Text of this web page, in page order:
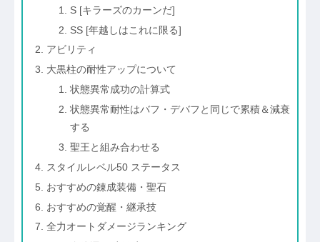
S [キラーズのカーンだ]
SS [年越しはこれに限る]
アビリティ
大黒柱の耐性アップについて
状態異常成功の計算式
状態異常耐性はバフ・デバフと同じで累積＆減衰
する
聖王と組み合わせる
スタイルレベル50 ステータス
おすすめの錬成装備・聖石
おすすめの覚醒・継承技
全力オートダメージランキング